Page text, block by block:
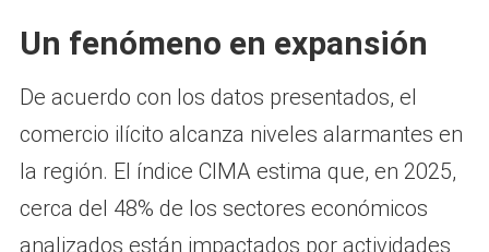
Un fenómeno en expansión
De acuerdo con los datos presentados, el
comercio ilícito alcanza niveles alarmantes en
la región. El índice CIMA estima que, en 2025,
cerca del 48% de los sectores económicos
analizados están impactados por actividades